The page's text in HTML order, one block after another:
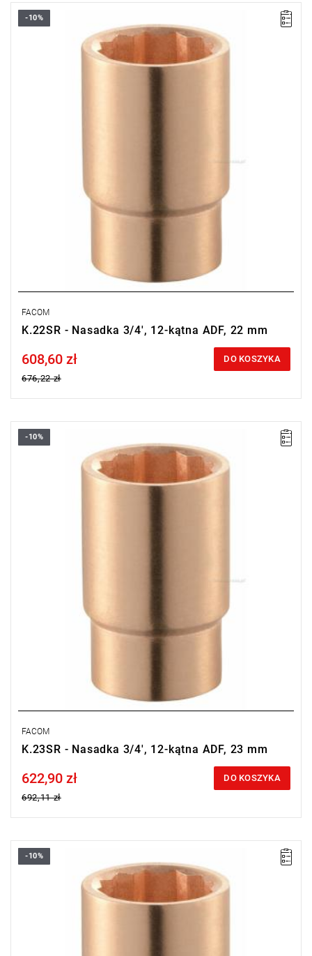
Długość: 55 mm,
Waga: 0,268 kg.
Typ gwarancji: E (Bezpłatna wymiana produktu bez ograniczenia
-10%
FACOM
K.22SR - Nasadka 3/4', 12-kątna ADF, 22 mm
Price tax included
608,60 zł
676,22 zł
DO KOSZYKA
Długość: 55 mm,
Waga: 0,306 kg.
Typ gwarancji: E (Bezpłatna wymiana produktu bez ograniczenia
-10%
FACOM
K.23SR - Nasadka 3/4', 12-kątna ADF, 23 mm
Price tax included
622,90 zł
692,11 zł
DO KOSZYKA
Długość: 55 mm,
Waga: 0,307 kg.
Typ gwarancji: E (Bezpłatna wymiana produktu bez ograniczenia
-10%